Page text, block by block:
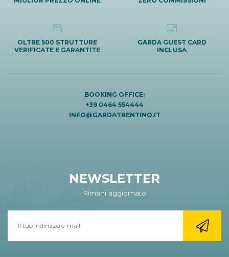
OLTRE 500 STRUTTURE
VERIFICATE E GARANTITE
GARDA GUEST CARD
INCLUSA
BOOKING OFFICE:
+39 0464 554444
INFO@GARDATRENTINO.IT
NEWSLETTER
Rimani aggiornato